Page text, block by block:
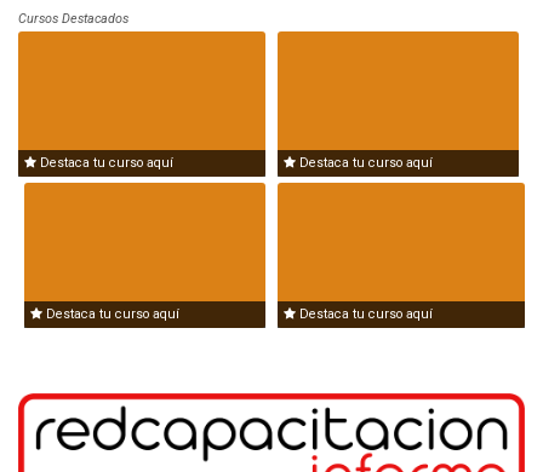
Cursos Destacados
Destaca tu curso aquí Destaca tu curso aquí
Destaca tu curso aquí Destaca tu curso aquí